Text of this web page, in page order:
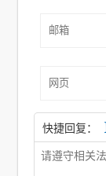
快捷回复：